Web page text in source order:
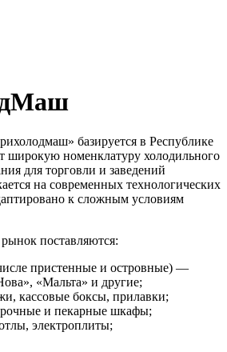
базируется в Республике
широкую номенклатуру холодильного
для торговли и заведений
на современных технологических
к сложным условиям
поставляются:
пристенные и островные) —
«Мальта» и другие;
кассовые боксы, прилавки;
и пекарные шкафы;
электроплиты;